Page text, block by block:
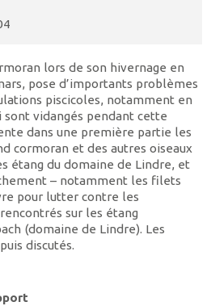
lors de son hivernage en
pose d’importants problèmes
piscicoles, notamment en
sont vidangés pendant cette
dans une première partie les
cormoran et des autres oiseaux
étang du domaine de Lindre, et
– notamment les filets
pour lutter contre les
sur les étang
(domaine de Lindre). Les
discutés.